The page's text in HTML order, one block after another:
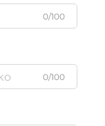
0/100
0/100